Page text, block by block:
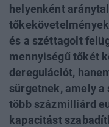
helyenként
és a széttagolt
mennyiségű tőkét
deregulációt,
sürgetnek, amely
több százmilliárd
kapacitást